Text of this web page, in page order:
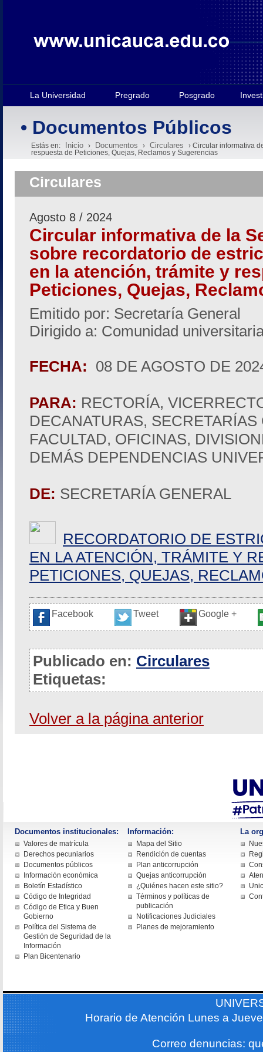
La Universidad Pregrado Posgrado
• Documentos Públicos
Estás en: Inicio › Documentos › Circulares
› Circular informativa
respuesta de Peticiones, Quejas, Reclamos y Sugerencias
Circulares
Agosto 8 / 2024
Circular informativa de la
sobre recordatorio de
en la atención, trámite y
Peticiones, Quejas,
Emitido por: Secretaría General
Dirigido a: Comunidad
FECHA: 08 DE AGOSTO DE
PARA: RECTORÍA,
DECANATURAS,
FACULTAD, OFICINAS,
DEMÁS DEPENDENCIAS
DE: SECRETARÍA GENERAL
RECORDATORIO DE
EN LA ATENCIÓN, TRÁMITE Y
PETICIONES, QUEJAS,
Facebook Tweet Google +
Publicado en: Circulares
Etiquetas:
Volver a la página anterior
Documentos institucionales:
Valores de matrícula
Derechos pecuniarios
Documentos públicos
Información económica
Boletín Estadístico
Código de Integridad
Código de Etica y Buen
Gobierno
Política del Sistema de
Gestión de Seguridad de la
Información
Plan Bicentenario
Información:
Mapa del Sitio
Rendición de cuentas
Plan anticorrupción
Quejas anticorrupción
¿Quiénes hacen este sitio?
Términos y políticas de
publicación
Notificaciones Judiciales
Planes de mejoramiento
La
Horario de Atención Lunes a
Correo denuncias: